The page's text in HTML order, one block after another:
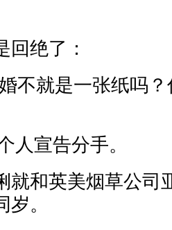
绝了：
就是一张纸吗？
宣告分手。
和英美烟草公司
。